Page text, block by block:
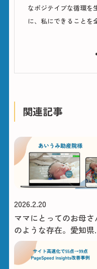
なポジテイブな循環を
に、私にできることを
関連記事
ママにとってのお母さ
のような存在。愛知県
田市のあいうみ助産院様
のホームページ制作
2026.2.20